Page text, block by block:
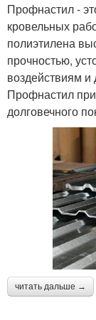
Профнастил -
кровельных
полиэтилена
прочностью,
воздействиям
Профнастил
долговечного
читать дальше →